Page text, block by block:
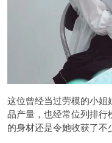
这位曾经当过劳模的小
品产量，也经常位列排
的身材还是令她收获了不